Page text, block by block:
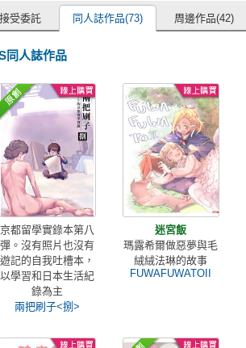
接受委託 同人誌作品(73) 周邊作品(42)
同人誌作品
京都留學實錄本第八
彈。沒有照片也沒有
遊記的自我吐槽本，
以學習和日本生活紀
錄為主
兩把刷子<捌>
迷宮飯
瑪露希爾做惡夢與毛
絨絨法琳的故事
FUWAFUWATOII